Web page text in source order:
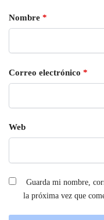
Nombre *
Correo electrónico *
Web
Guarda mi nombre,
la próxima vez que